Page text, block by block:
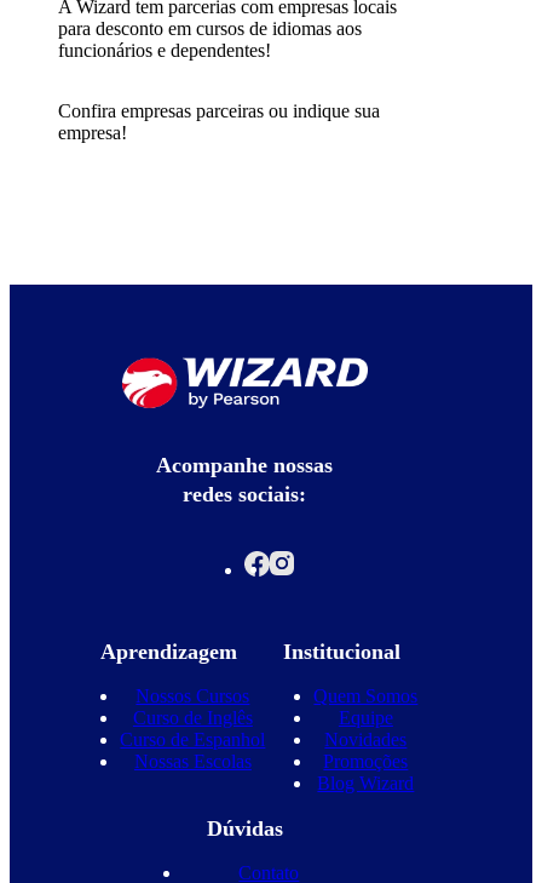
A Wizard tem parcerias com empresas locais
para desconto em cursos de idiomas aos
funcionários e dependentes!
Confira empresas parceiras ou indique sua
empresa!
Acompanhe nossas
redes sociais:
Aprendizagem
Nossos Cursos
Curso de Inglês
Curso de Espanhol
Nossas Escolas
Institucional
Quem Somos
Equipe
Novidades
Promoções
Blog Wizard
Dúvidas
Contato